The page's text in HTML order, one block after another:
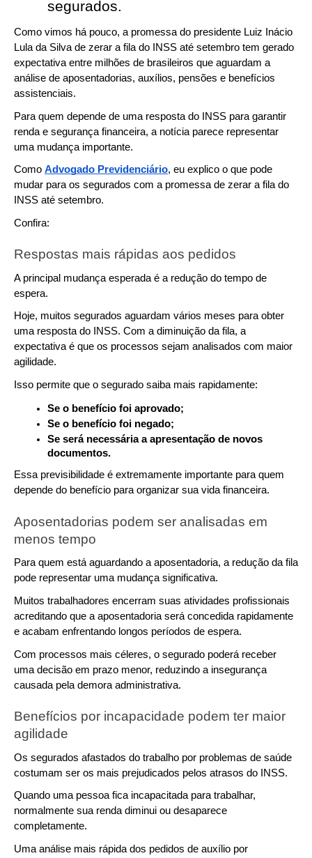
segurados.
Como vimos há pouco, a promessa do presidente Luiz Inácio
Lula da Silva de zerar a fila do INSS até setembro tem gerado
expectativa entre milhões de brasileiros que aguardam a
análise de aposentadorias, auxílios, pensões e benefícios
assistenciais.
Para quem depende de uma resposta do INSS para garantir
renda e segurança financeira, a notícia parece representar
uma mudança importante.
Como Advogado Previdenciário, eu explico o que pode
mudar para os segurados com a promessa de zerar a fila do
INSS até setembro.
Confira:
Respostas mais rápidas aos pedidos
A principal mudança esperada é a redução do tempo de
espera.
Hoje, muitos segurados aguardam vários meses para obter
uma resposta do INSS. Com a diminuição da fila, a
expectativa é que os processos sejam analisados com maior
agilidade.
Isso permite que o segurado saiba mais rapidamente:
Se o benefício foi aprovado;
Se o benefício foi negado;
Se será necessária a apresentação de novos
documentos.
Essa previsibilidade é extremamente importante para quem
depende do benefício para organizar sua vida financeira.
Aposentadorias podem ser analisadas em
menos tempo
Para quem está aguardando a aposentadoria, a redução da fila
pode representar uma mudança significativa.
Muitos trabalhadores encerram suas atividades profissionais
acreditando que a aposentadoria será concedida rapidamente
e acabam enfrentando longos períodos de espera.
Com processos mais céleres, o segurado poderá receber
uma decisão em prazo menor, reduzindo a insegurança
causada pela demora administrativa.
Benefícios por incapacidade podem ter maior
agilidade
Os segurados afastados do trabalho por problemas de saúde
costumam ser os mais prejudicados pelos atrasos do INSS.
Quando uma pessoa fica incapacitada para trabalhar,
normalmente sua renda diminui ou desaparece
completamente.
Uma análise mais rápida dos pedidos de auxílio por